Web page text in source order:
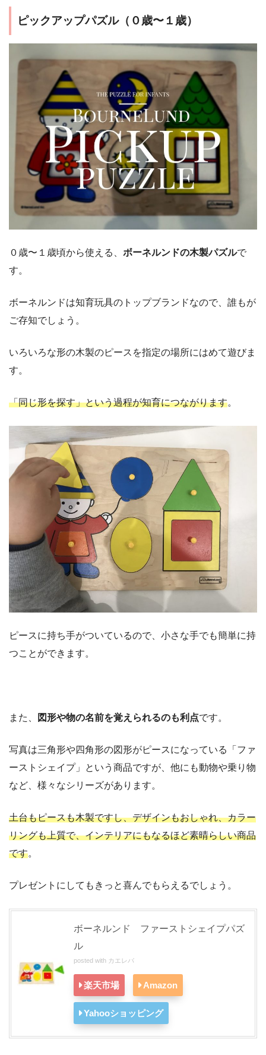
ピックアップパズル（０歳〜１歳）
０歳〜１歳頃から使える、 ボーネルンドの木製パズルで
す。
ボーネルンドは知育玩具のトップブランドなので、誰もが
ご存知でしょう。
いろいろな形の木製のピースを指定の場所にはめて遊びま
す。
「同じ形を探す」という過程が知育につながります。
ピースに持ち手がついているので、小さな手でも簡単に持
つことができます。
また、 図形や物の名前を覚えられるのも利点です。
写真は三角形や四角形の図形がピースになっている「ファ
ーストシェイプ」という商品ですが、他にも動物や乗り物
など、様々なシリーズがあります。
土台もピースも木製ですし、デザインもおしゃれ、カラー
リングも上質で、インテリアにもなるほど素晴らしい商品
です。
プレゼントにしてもきっと喜んでもらえるでしょう。
ボーネルンド ファーストシェイプパズ
ル
posted with カエレバ
楽天市場 Amazon
Yahooショッピング